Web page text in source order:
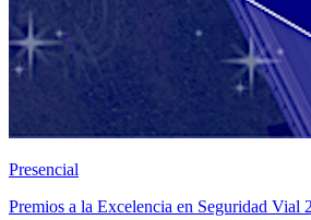
Presencial
Premios a la Excelencia en Seguridad Vial